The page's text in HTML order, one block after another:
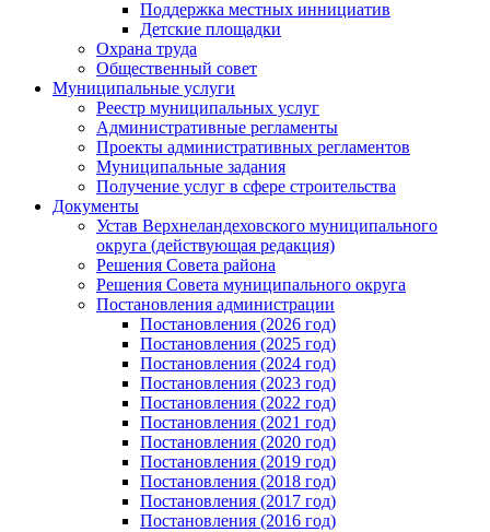
Поддержка местных иннициатив
Детские площадки
Охрана труда
Общественный совет
Муниципальные услуги
Реестр муниципальных услуг
Административные регламенты
Проекты административных регламентов
Муниципальные задания
Получение услуг в сфере строительства
Документы
Устав Верхнеландеховского муниципального
округа (действующая редакция)
Решения Совета района
Решения Совета муниципального округа
Постановления администрации
Постановления (2026 год)
Постановления (2025 год)
Постановления (2024 год)
Постановления (2023 год)
Постановления (2022 год)
Постановления (2021 год)
Постановления (2020 год)
Постановления (2019 год)
Постановления (2018 год)
Постановления (2017 год)
Постановления (2016 год)